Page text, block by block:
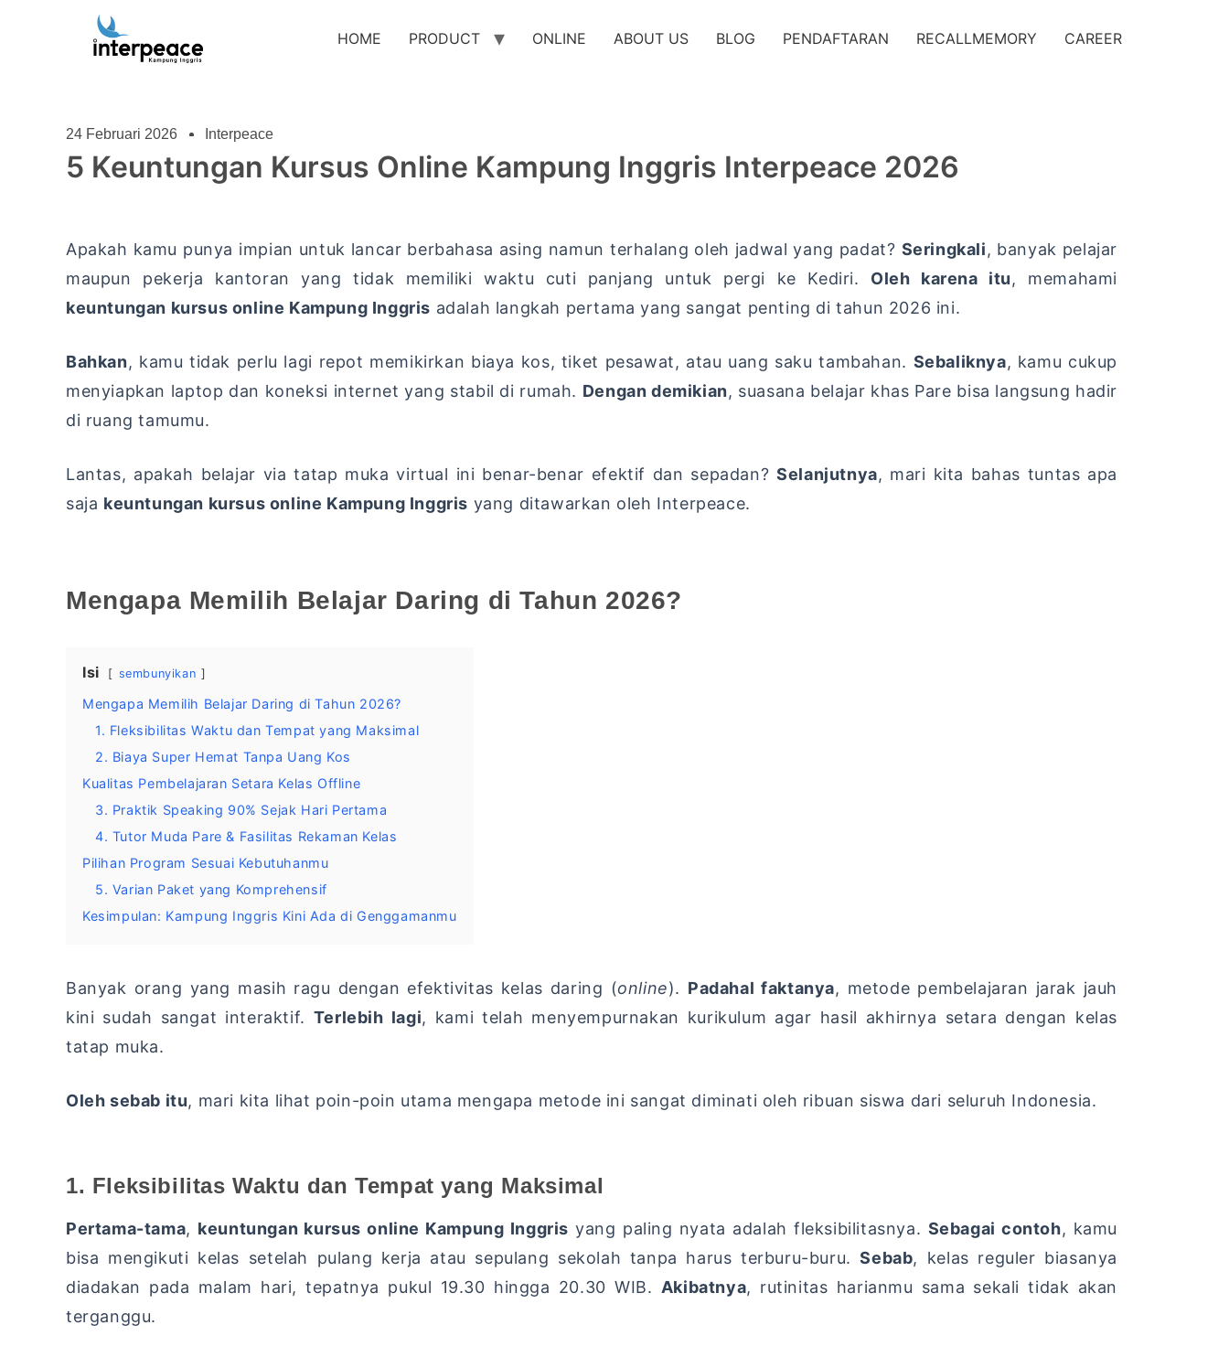
HOME PRODUCT ONLINE ABOUT US BLOG PENDAFTARAN RECALLMEMORY CAREER
24 Februari 2026 Interpeace
5 Keuntungan Kursus Online Kampung Inggris Interpeace 2026
Apakah kamu punya impian untuk lancar berbahasa asing namun terhalang oleh jadwal yang padat? Seringkali, banyak pelajar
maupun pekerja kantoran yang tidak memiliki waktu cuti panjang untuk pergi ke Kediri.
Oleh karena itu, memahami
keuntungan kursus online Kampung Inggris adalah langkah pertama yang sangat penting di tahun 2026 ini.
Bahkan, kamu tidak perlu lagi repot memikirkan biaya kos, tiket pesawat, atau uang saku tambahan. Sebaliknya, kamu cukup
menyiapkan laptop dan koneksi internet yang stabil di rumah. Dengan demikian, suasana belajar khas Pare bisa langsung hadir
di ruang tamumu.
Lantas, apakah belajar via tatap muka virtual ini benar-benar efektif dan sepadan? Selanjutnya, mari kita bahas tuntas apa
saja keuntungan kursus online Kampung Inggris yang ditawarkan oleh Interpeace.
Mengapa Memilih Belajar Daring di Tahun 2026?
Isi sembunyikan
Mengapa Memilih Belajar Daring di Tahun 2026?
1. Fleksibilitas Waktu dan Tempat yang Maksimal
2. Biaya Super Hemat Tanpa Uang Kos
Kualitas Pembelajaran Setara Kelas Offline
3. Praktik Speaking 90% Sejak Hari Pertama
4. Tutor Muda Pare & Fasilitas Rekaman Kelas
Pilihan Program Sesuai Kebutuhanmu
5. Varian Paket yang Komprehensif
Kesimpulan: Kampung Inggris Kini Ada di Genggamanmu
Banyak orang yang masih ragu dengan efektivitas kelas daring (online). Padahal faktanya, metode pembelajaran jarak jauh
kini sudah sangat interaktif. Terlebih lagi, kami telah menyempurnakan kurikulum agar hasil akhirnya setara dengan kelas
tatap muka.
Oleh sebab itu, mari kita lihat poin-poin utama mengapa metode ini sangat diminati oleh ribuan siswa dari seluruh Indonesia.
1. Fleksibilitas Waktu dan Tempat yang Maksimal
Pertama-tama, keuntungan kursus online Kampung Inggris yang paling nyata adalah fleksibilitasnya. Sebagai contoh, kamu
bisa mengikuti kelas setelah pulang kerja atau sepulang sekolah tanpa harus terburu-buru. Sebab, kelas reguler biasanya
diadakan pada malam hari, tepatnya pukul 19.30 hingga 20.30 WIB. Akibatnya, rutinitas harianmu sama sekali tidak akan
terganggu.